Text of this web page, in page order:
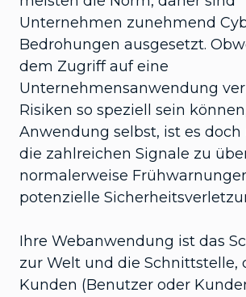
Unternehmen zunehmend
Bedrohungen ausgesetzt.
dem Zugriff auf eine
Unternehmensanwendung
Risiken so speziell sein
Anwendung selbst, ist es doch
die zahlreichen Signale zu
normalerweise
potenzielle
Ihre Webanwendung ist das
zur Welt und die Schnittstelle,
Kunden (Benutzer oder